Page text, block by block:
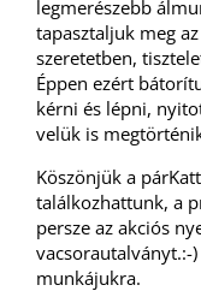
legmerészebb
tapasztaljuk meg
szeretetben,
Éppen ezért
kérni és lépni,
velük is
Köszönjük a
találkozhattunk, a
persze az akciós
vacsorautalványt.:-
munkájukra.